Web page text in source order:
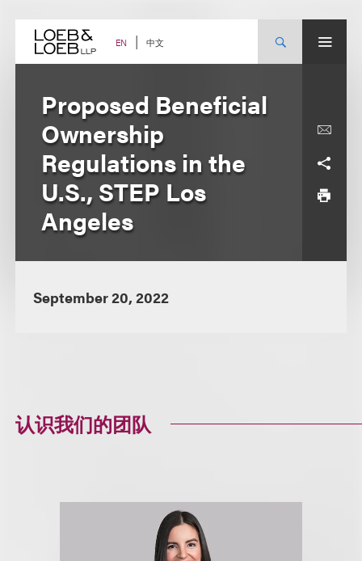
content EN 中文
Proposed Beneficial
Ownership
Regulations in the
U.S., STEP Los
Angeles
September 20, 2022
认识我们的团队